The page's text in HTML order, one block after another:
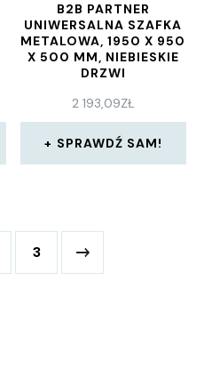
B2B PARTNER
UNIWERSALNA SZAFKA
METALOWA, 1950 X 950
X 500 MM, NIEBIESKIE
DRZWI
2 193,09ZŁ
SPRAWDŹ SAM!
3